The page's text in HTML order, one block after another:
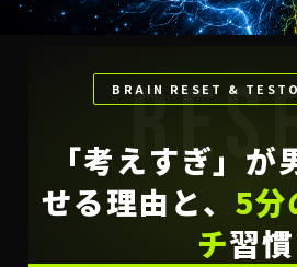
BRAIN RESET &
「考えすぎ」が
せる理由と、 5分
チ習慣